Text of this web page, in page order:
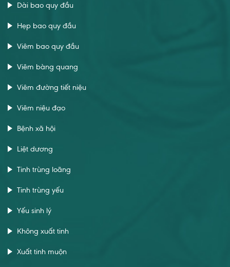
Dài bao quy đầu
Hẹp bao quy đầu
Viêm bao quy đầu
Viêm bàng quang
Viêm đường tiết niệu
Viêm niệu đạo
Bệnh xã hội
Liệt dương
Tinh trùng loãng
Tinh trùng yếu
Yếu sinh lý
Không xuất tinh
Xuất tinh muộn